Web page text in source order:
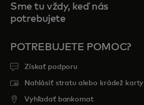
Sme tu vždy, keď nás
potrebujete
POTREBUJETE POMOC?
Získať podporu
Nahlásiť stratu alebo krádež karty
Vyhľadať bankomat